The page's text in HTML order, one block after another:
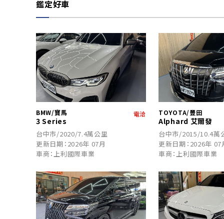
鑑定好車
BMW/寶馬
3 Series
電洽
台中市/2020/7.4萬公里
更新日期：2026年 07月
車商：上利國際車業
TOYOTA/豐田
Alphard 艾爾發
台中市/2015/10.4萬
更新日期：2026年 07
車商：上利國際車業